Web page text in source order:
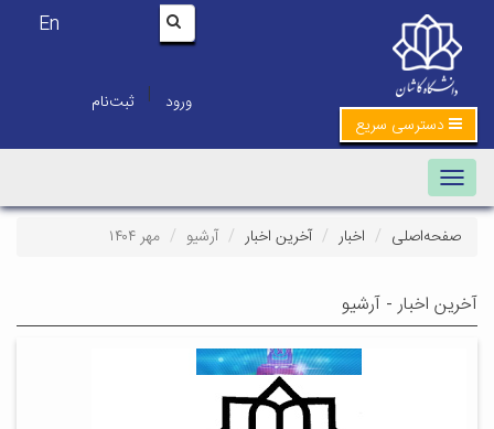
En
ورود | ثبت‌نام
دسترسی سریع
Toggle navigation
صفحه‌اصلی اخبار آخرین اخبار آرشیو مهر ۱۴۰۴
آخرین اخبار - آرشیو